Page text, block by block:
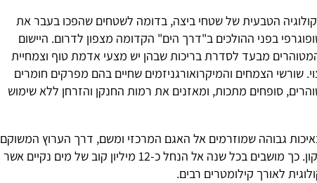
הטבעית של שטחי ביצה, בדומה לשטחים שהפכו בעבר את
בפני ההולכים ב"דרך הים" הקדומה מצפון לדרום. היישום
מבעד לסדרת בריכות שבהן יש מצעי אדמת טוף וצמחיית
שורשי הצמחים והמיקרואורגניזמים שחיים בהם מפרקים חומרים
סופחים מתכות, ומאזנים את רמות החנקן והזרחן ללא שימוש
גבוהה שמוזרמים אל האגם המרכזי ומשם, דרך הערוץ המשוקם
של נחל הדר, אל אפיק הירקון. כך מושבים בכל שנה אל הנחל כ-12 מיליון קוב של מים נקיים אשר
לאורך קילומטרים רבים.